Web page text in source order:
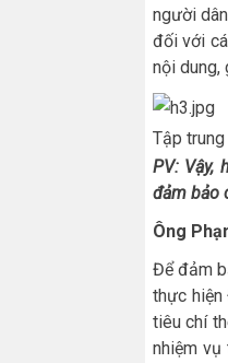
người
đối với
nội dung,
Tập
PV: Vậy,
đảm bảo
Ông
Để đảm
thực hiện
tiêu chí
nhiệm